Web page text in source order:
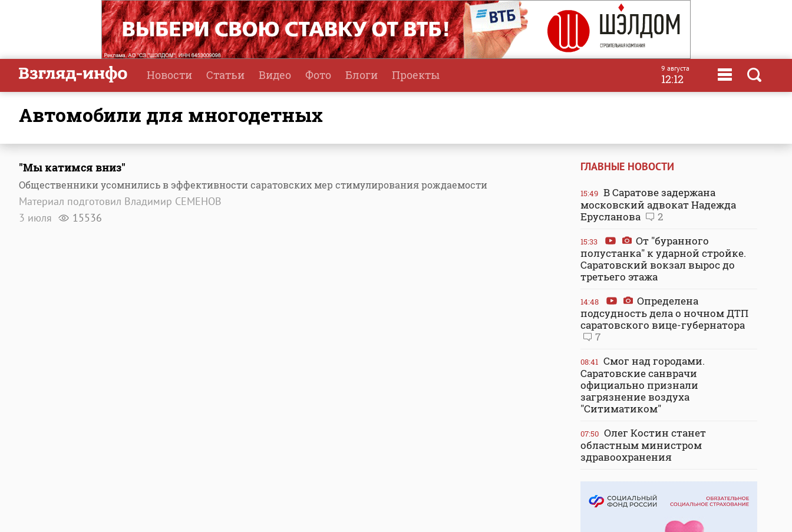
Новости Статьи Видео Фото Блоги Проекты 9 августа
12:12
автомобили для многодетных
"Мы катимся вниз"
Общественники усомнились в эффективности саратовских мер стимулирования рождаемости
Материал подготовил Владимир СЕМЕНОВ
3 июля
15536
ГЛАВНЫЕ НОВОСТИ
15:49 В Саратове задержана
московский адвокат Надежда
Ерусланова
2
15:33
От "буранного
полустанка" к ударной стройке.
Саратовский вокзал вырос до
третьего этажа
14:48
Определена
подсудность дела о ночном ДТП
саратовского вице-губернатора
7
08:41 Смог над городами.
Саратовские санврачи
официально признали
загрязнение воздуха
"Ситиматиком"
07:50 Олег Костин станет
областным министром
здравоохранения